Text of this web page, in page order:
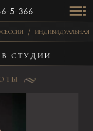
5-366
ИНДИВИДУАЛЬНАЯ
СТУДИИ